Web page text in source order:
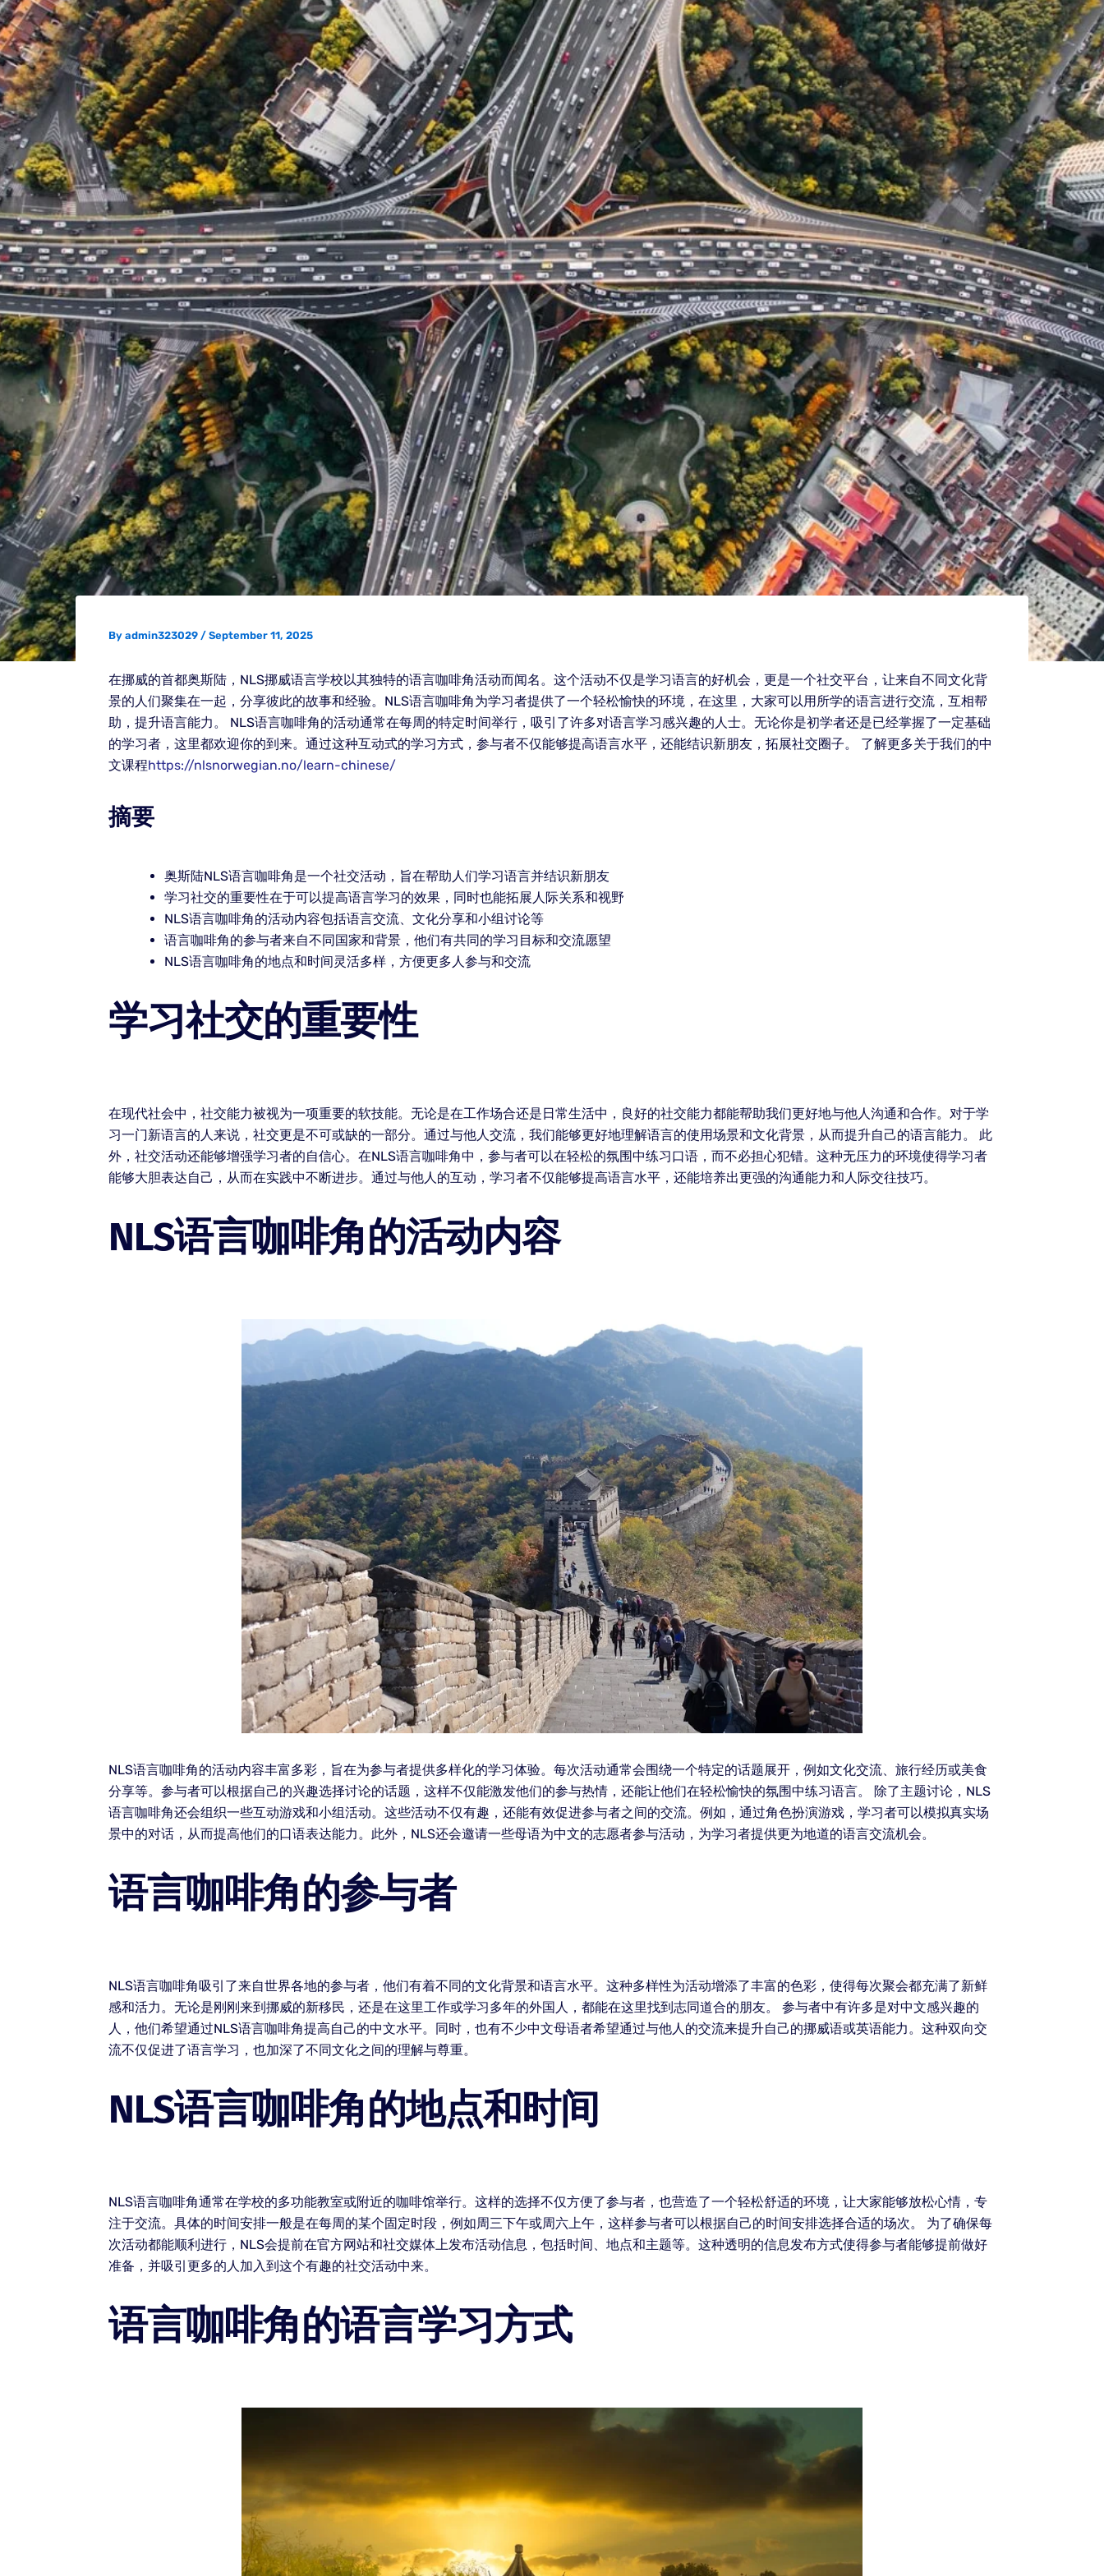
By admin323029 / September 11, 2025
在挪威的首都奥斯陆，NLS挪威语言学校以其独特的语言咖啡角活动而闻名。这个活动不仅是学习语言的好机会，更是一个社交平台，让来自不同文化背
景的人们聚集在一起，分享彼此的故事和经验。NLS语言咖啡角为学习者提供了一个轻松愉快的环境，在这里，大家可以用所学的语言进行交流，互相帮
助，提升语言能力。 NLS语言咖啡角的活动通常在每周的特定时间举行，吸引了许多对语言学习感兴趣的人士。无论你是初学者还是已经掌握了一定基础
的学习者，这里都欢迎你的到来。通过这种互动式的学习方式，参与者不仅能够提高语言水平，还能结识新朋友，拓展社交圈子。 了解更多关于我们的中
文课程https://nlsnorwegian.no/learn-chinese/
摘要
奥斯陆NLS语言咖啡角是一个社交活动，旨在帮助人们学习语言并结识新朋友
学习社交的重要性在于可以提高语言学习的效果，同时也能拓展人际关系和视野
NLS语言咖啡角的活动内容包括语言交流、文化分享和小组讨论等
语言咖啡角的参与者来自不同国家和背景，他们有共同的学习目标和交流愿望
NLS语言咖啡角的地点和时间灵活多样，方便更多人参与和交流
学习社交的重要性
在现代社会中，社交能力被视为一项重要的软技能。无论是在工作场合还是日常生活中，良好的社交能力都能帮助我们更好地与他人沟通和合作。对于学
习一门新语言的人来说，社交更是不可或缺的一部分。通过与他人交流，我们能够更好地理解语言的使用场景和文化背景，从而提升自己的语言能力。 此
外，社交活动还能够增强学习者的自信心。在NLS语言咖啡角中，参与者可以在轻松的氛围中练习口语，而不必担心犯错。这种无压力的环境使得学习者
能够大胆表达自己，从而在实践中不断进步。通过与他人的互动，学习者不仅能够提高语言水平，还能培养出更强的沟通能力和人际交往技巧。
NLS语言咖啡角的活动内容
NLS语言咖啡角的活动内容丰富多彩，旨在为参与者提供多样化的学习体验。每次活动通常会围绕一个特定的话题展开，例如文化交流、旅行经历或美食
分享等。参与者可以根据自己的兴趣选择讨论的话题，这样不仅能激发他们的参与热情，还能让他们在轻松愉快的氛围中练习语言。 除了主题讨论，NLS
语言咖啡角还会组织一些互动游戏和小组活动。这些活动不仅有趣，还能有效促进参与者之间的交流。例如，通过角色扮演游戏，学习者可以模拟真实场
景中的对话，从而提高他们的口语表达能力。此外，NLS还会邀请一些母语为中文的志愿者参与活动，为学习者提供更为地道的语言交流机会。
语言咖啡角的参与者
NLS语言咖啡角吸引了来自世界各地的参与者，他们有着不同的文化背景和语言水平。这种多样性为活动增添了丰富的色彩，使得每次聚会都充满了新鲜
感和活力。无论是刚刚来到挪威的新移民，还是在这里工作或学习多年的外国人，都能在这里找到志同道合的朋友。 参与者中有许多是对中文感兴趣的
人，他们希望通过NLS语言咖啡角提高自己的中文水平。同时，也有不少中文母语者希望通过与他人的交流来提升自己的挪威语或英语能力。这种双向交
流不仅促进了语言学习，也加深了不同文化之间的理解与尊重。
NLS语言咖啡角的地点和时间
NLS语言咖啡角通常在学校的多功能教室或附近的咖啡馆举行。这样的选择不仅方便了参与者，也营造了一个轻松舒适的环境，让大家能够放松心情，专
注于交流。具体的时间安排一般是在每周的某个固定时段，例如周三下午或周六上午，这样参与者可以根据自己的时间安排选择合适的场次。 为了确保每
次活动都能顺利进行，NLS会提前在官方网站和社交媒体上发布活动信息，包括时间、地点和主题等。这种透明的信息发布方式使得参与者能够提前做好
准备，并吸引更多的人加入到这个有趣的社交活动中来。
语言咖啡角的语言学习方式